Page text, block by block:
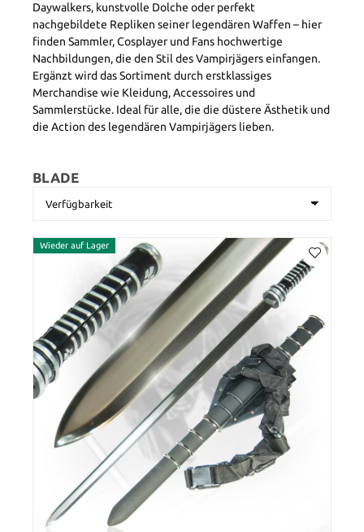
Daywalkers, kunstvolle Dolche oder perfekt
nachgebildete Repliken seiner legendären Waffen – hier
finden Sammler, Cosplayer und Fans hochwertige
Nachbildungen, die den Stil des Vampirjägers einfangen.
Ergänzt wird das Sortiment durch erstklassiges
Merchandise wie Kleidung, Accessoires und
Sammlerstücke. Ideal für alle, die die düstere Ästhetik und
die Action des legendären Vampirjägers lieben.
BLADE
Wieder auf Lager